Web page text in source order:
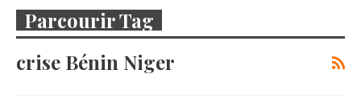
Parcourir Tag
crise Bénin Niger